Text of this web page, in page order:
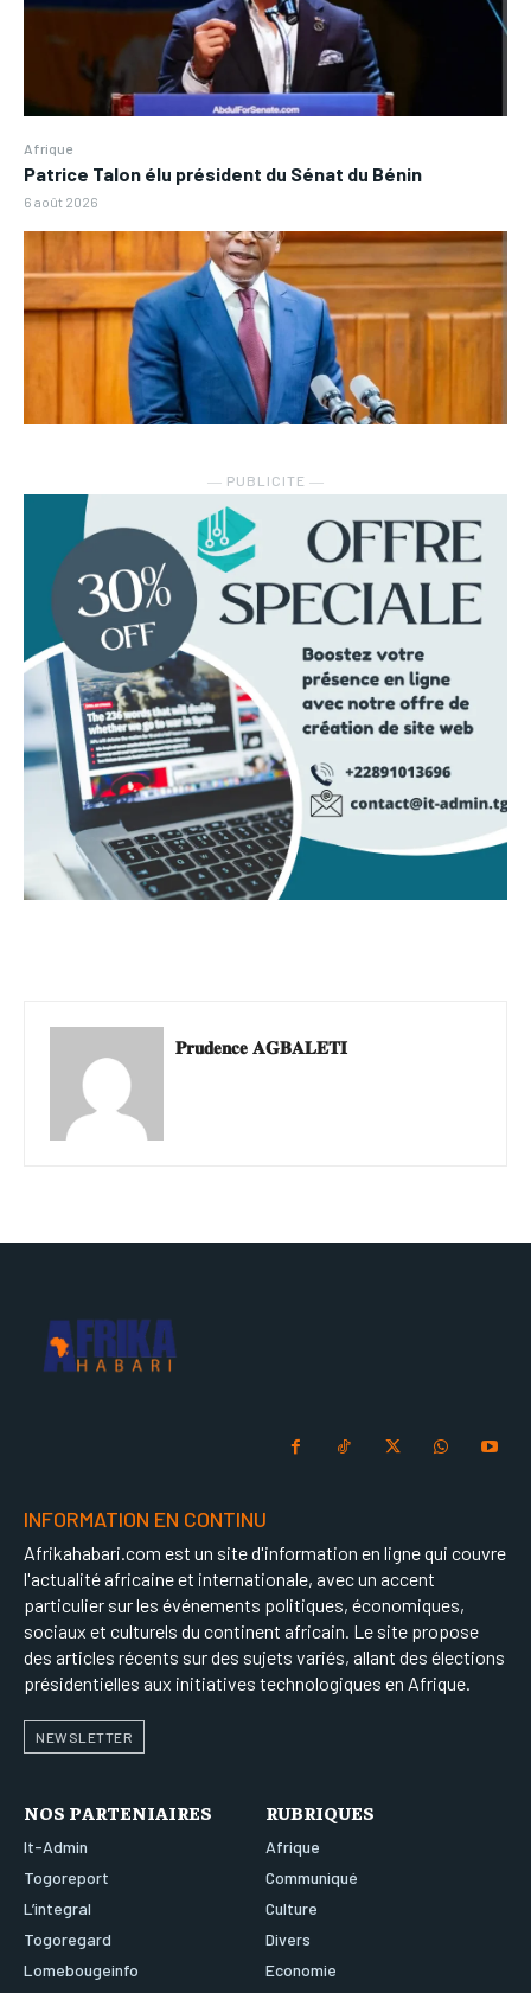
Afrique
Patrice Talon élu président du Sénat du Bénin
6 août 2026
― PUBLICITE ―
𝐏𝐫𝐮𝐝𝐞𝐧𝐜𝐞 𝐀𝐆𝐁𝐀𝐋𝐄𝐓𝐈
INFORMATION EN CONTINU
Afrikahabari.com est un site d'information en ligne qui couvre
l'actualité africaine et internationale, avec un accent
particulier sur les événements politiques, économiques,
sociaux et culturels du continent africain. Le site propose
des articles récents sur des sujets variés, allant des élections
présidentielles aux initiatives technologiques en Afrique.
NEWSLETTER
NOS PARTENIAIRES
It-Admin
Togoreport
L’integral
Togoregard
Lomebougeinfo
RUBRIQUES
Afrique
Communiqué
Culture
Divers
Economie